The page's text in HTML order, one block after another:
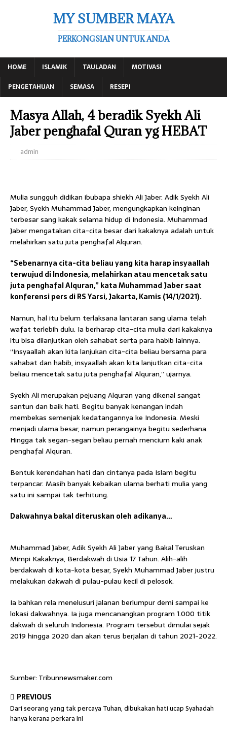
MY SUMBER MAYA
PERKONGSIAN UNTUK ANDA
HOME ISLAMIK TAULADAN
MOTIVASI
PENGETAHUAN
SEMASA RESEPI
Masya Allah, 4 beradik Syekh Ali
Jaber penghafal Quran yg HEBAT
admin
Mulia sungguh didikan ibubapa shiekh Ali Jaber. Adik Syekh Ali
Jaber, Syekh Muhammad Jaber, mengungkapkan keinginan
terbesar sang kakak selama hidup di Indonesia. Muhammad
Jaber mengatakan cita-cita besar dari kakaknya adalah untuk
melahirkan satu juta penghafal Alquran.
“Sebenarnya cita-cita beliau yang kita harap insyaallah
terwujud di Indonesia, melahirkan atau mencetak satu
juta penghafal Alquran,” kata Muhammad Jaber saat
konferensi pers di RS Yarsi, Jakarta, Kamis (14/1/2021).
Namun, hal itu belum terlaksana lantaran sang ulama telah
wafat terlebih dulu. Ia berharap cita-cita mulia dari kakaknya
itu bisa dilanjutkan oleh sahabat serta para habib lainnya.
“Insyaallah akan kita lanjukan cita-cita beliau bersama para
sahabat dan habib, insyaallah akan kita lanjutkan cita-cita
beliau mencetak satu juta penghafal Alquran,” ujarnya.
Syekh Ali merupakan pejuang Alquran yang dikenal sangat
santun dan baik hati. Begitu banyak kenangan indah
membekas semenjak kedatangannya ke Indonesia. Meski
menjadi ulama besar, namun perangainya begitu sederhana.
Hingga tak segan-segan beliau pernah mencium kaki anak
penghafal Alquran.
Bentuk kerendahan hati dan cintanya pada Islam begitu
terpancar. Masih banyak kebaikan ulama berhati mulia yang
satu ini sampai tak terhitung.
Dakwahnya bakal diteruskan oleh adikanya…
Muhammad Jaber, Adik Syekh Ali Jaber yang Bakal Teruskan
Mimpi Kakaknya, Berdakwah di Usia 17 Tahun. Alih-alih
berdakwah di kota-kota besar, Syekh Muhammad Jaber justru
melakukan dakwah di pulau-pulau kecil di pelosok.
Ia bahkan rela menelusuri jalanan berlumpur demi sampai ke
lokasi dakwahnya. Ia juga mencanangkan program 1.000 titik
dakwah di seluruh Indonesia. Program tersebut dimulai sejak
2019 hingga 2020 dan akan terus berjalan di tahun 2021-2022.
Sumber: Tribunnewsmaker.com
PREVIOUS
Dari seorang yang tak percaya Tuhan, dibukakan hati ucap Syahadah
hanya kerana perkara ini